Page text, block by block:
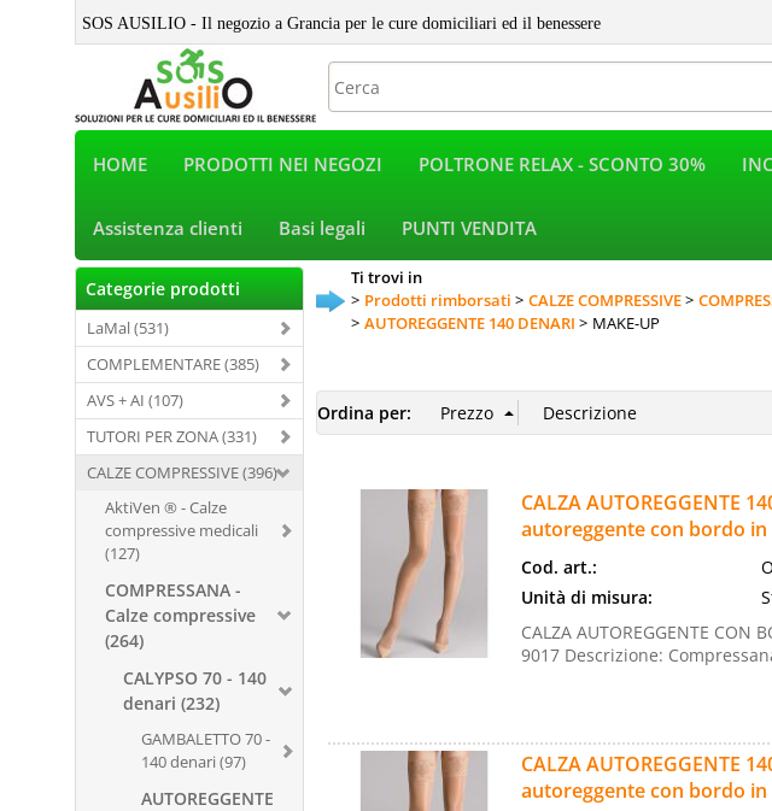
SOS AUSILIO - Il negozio a Grancia per le cure domiciliari ed il benessere
HOME PRODOTTI NEI NEGOZI POLTRONE RELAX - SCONTO 30%
Assistenza clienti Basi legali PUNTI VENDITA
Categorie prodotti
LaMal (531)
COMPLEMENTARE (385)
AVS + AI (107)
TUTORI PER ZONA (331)
CALZE COMPRESSIVE (396)
AktiVen ® - Calze
compressive medicali
(127)
COMPRESSANA -
Calze compressive
(264)
CALYPSO 70 - 140
denari (232)
GAMBALETTO 70 -
140 denari (97)
AUTOREGGENTE
Ti trovi in
Prodotti rimborsati
CALZE COMPRESSIVE
AUTOREGGENTE 140 DENARI
MAKE-UP
Ordina per:
CALZA AUTOREGGENTE
autoreggente con bordo
Cod. art.:
Unità di misura:
CALZA AUTOREGGENTE CON
9017 Descrizione:
CALZA AUTOREGGENTE
autoreggente con bordo